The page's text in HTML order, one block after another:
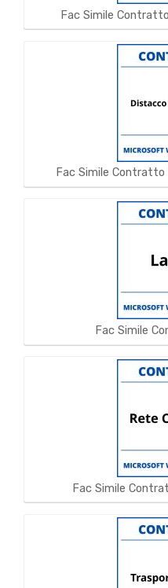
Fac Simile
Fac Simile
Fac Simile
Fac Simile